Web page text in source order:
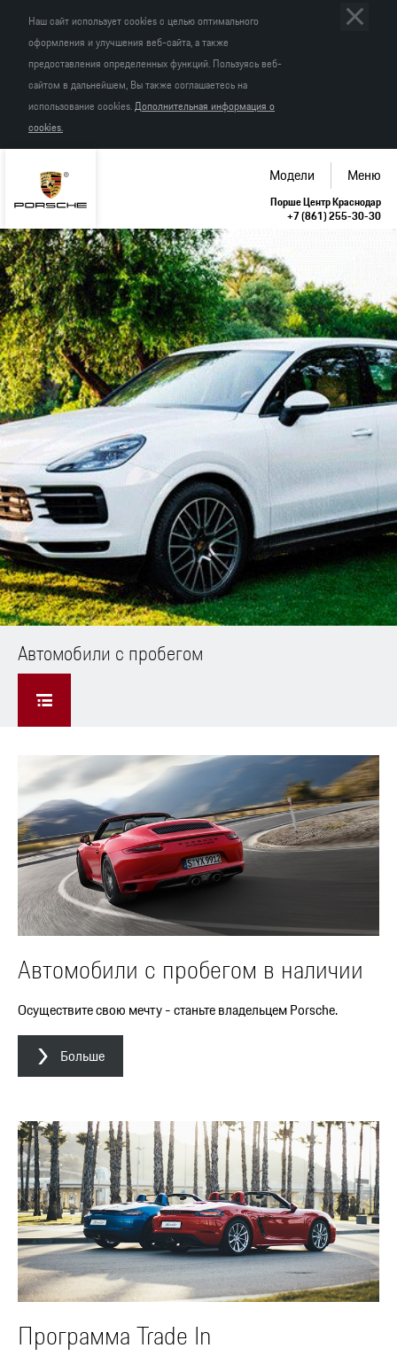
Наш сайт использует cookies с целью оптимального
оформления и улучшения веб-сайта, а также
предоставления определенных функций. Пользуясь веб-
сайтом в дальнейшем, Вы также соглашаетесь на
использование cookies.Дополнительная информация о
cookies.
Модели Меню
Порше Центр Краснодар
+7 (861) 255-30-30
Автомобили с пробегом
Автомобили с пробегом в наличии
Осуществите свою мечту - станьте владельцем Porsche.
Больше
Программа Trade In